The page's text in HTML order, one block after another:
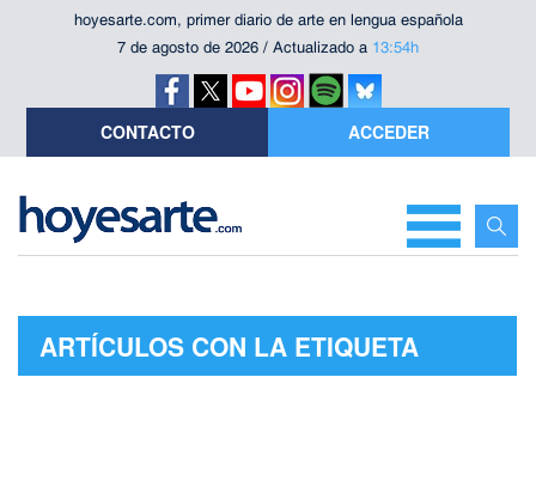
hoyesarte.com, primer diario de arte en lengua española
7 de agosto de 2026 / Actualizado a 13:54h
CONTACTO ACCEDER
ARTÍCULOS CON LA ETIQUETA